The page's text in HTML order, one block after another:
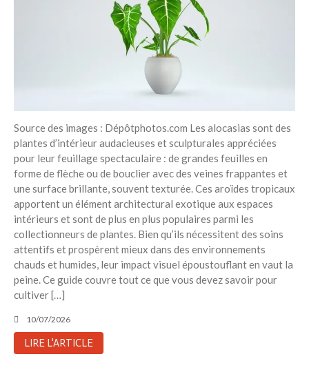
Recent Posts
6 éco-actions faciles à prendre
avec vos enfants
Réduire les déchets : votre
guide pour les citoyens et les
électeurs
Toits verts | Association
Permaculturelle
L’intelligence artificielle pour
prédire le succès des invasions
biologiques – The Applied
Ecologist
Utiliser l’apprentissage
automatique pour prédire le
succès d’une invasion – The
Applied Ecologist
Source des images : Dépôtphotos.com Les alocasias sont des
plantes d’intérieur audacieuses et sculpturales appréciées
pour leur feuillage spectaculaire : de grandes feuilles en
forme de flèche ou de bouclier avec des veines frappantes et
une surface brillante, souvent texturée. Ces aroïdes tropicaux
apportent un élément architectural exotique aux espaces
intérieurs et sont de plus en plus populaires parmi les
collectionneurs de plantes. Bien qu’ils nécessitent des soins
attentifs et prospèrent mieux dans des environnements
chauds et humides, leur impact visuel époustouflant en vaut la
peine. Ce guide couvre tout ce que vous devez savoir pour
cultiver […]
10/07/2026
LIRE L'ARTICLE